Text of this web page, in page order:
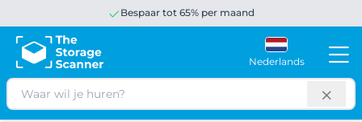
Bespaar tot 65% per maand
Nederlands
Zoeken